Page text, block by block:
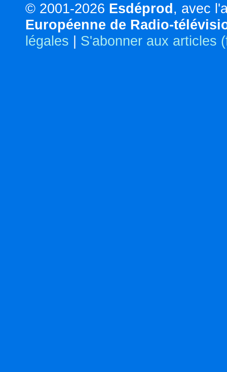
© 2001-2026 Esdéprod, avec
Européenne de Radio-
légales | S'abonner aux articles